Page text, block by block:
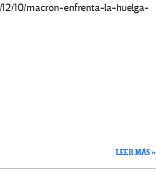
10/macron-enfrenta-la-huelga-
LEER MÁS »